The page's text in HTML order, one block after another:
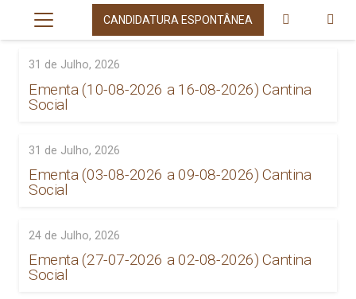
CANDIDATURA ESPONTÂNEA
31 de Julho, 2026
Ementa (10-08-2026 a 16-08-2026) Cantina
Social
31 de Julho, 2026
Ementa (03-08-2026 a 09-08-2026) Cantina
Social
24 de Julho, 2026
Ementa (27-07-2026 a 02-08-2026) Cantina
Social